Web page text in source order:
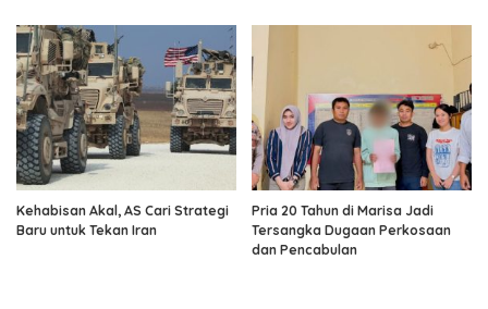
Kehabisan Akal, AS Cari Strategi
Baru untuk Tekan Iran
Pria 20 Tahun di Marisa Jadi
Tersangka Dugaan Perkosaan
dan Pencabulan